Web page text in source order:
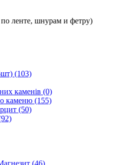
ленте, шнурам и фетру)
(103)
каменів (0)
каменю (155)
(50)
(46)